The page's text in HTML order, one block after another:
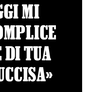
MI
DI TUA